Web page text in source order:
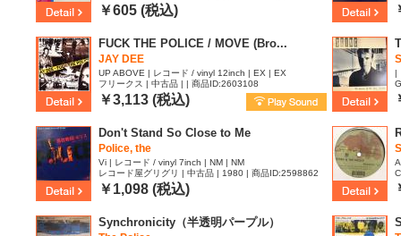
17
￥605 (税込)
FUCK THE POLICE / MOVE (Bro...
JAY DEE
UP ABOVE | レコード / vinyl 12inch | EX | EX
フリークス | 中古品 | | 商品ID:2603108
￥3,113 (税込)
|
|
Don't Stand So Close to Me
Police, the
Vi | レコード / vinyl 7inch | NM | NM
レコード屋グリグリ | 中古品 | 1980 | 商品ID:2598862
￥1,098 (税込)
Synchronicity（半透明パープル）